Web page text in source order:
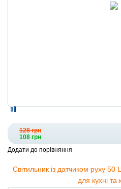
128 грн
108 грн
Додати до порівняння
Світильник із датчиком руху
для кухні та